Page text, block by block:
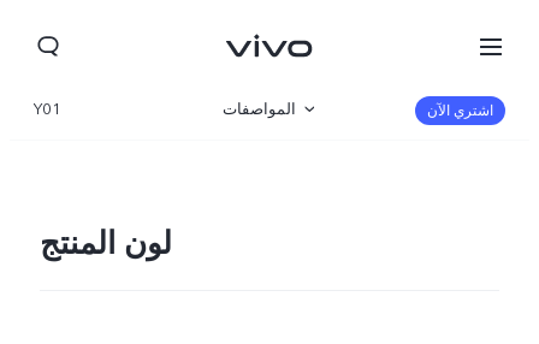
Y01 المواصفات اشتري الآن
لون المنتج